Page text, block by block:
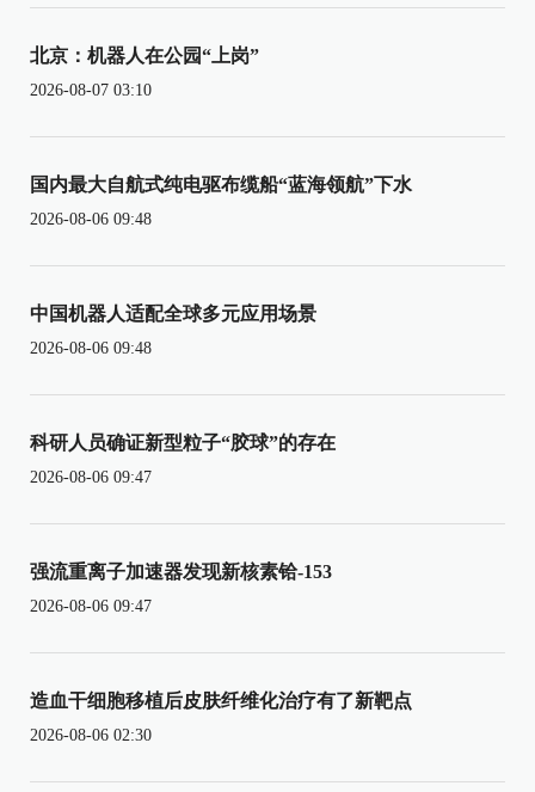
北京：机器人在公园“上岗”
2026-08-07 03:10
国内最大自航式纯电驱布缆船“蓝海领航”下水
2026-08-06 09:48
中国机器人适配全球多元应用场景
2026-08-06 09:48
科研人员确证新型粒子“胶球”的存在
2026-08-06 09:47
强流重离子加速器发现新核素铪-153
2026-08-06 09:47
造血干细胞移植后皮肤纤维化治疗有了新靶点
2026-08-06 02:30